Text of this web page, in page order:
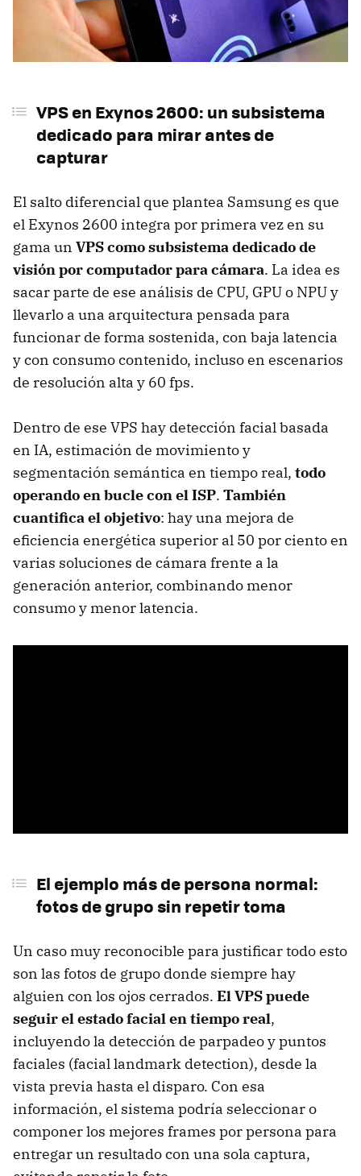
VPS en Exynos 2600: un subsistema
dedicado para mirar antes de
capturar
El salto diferencial que plantea Samsung es que
el Exynos 2600 integra por primera vez en su
gama un VPS como subsistema dedicado de
visión por computador para cámara. La idea es
sacar parte de ese análisis de CPU, GPU o NPU y
llevarlo a una arquitectura pensada para
funcionar de forma sostenida, con baja latencia
y con consumo contenido, incluso en escenarios
de resolución alta y 60 fps.
Dentro de ese VPS hay detección facial basada
en IA, estimación de movimiento y
segmentación semántica en tiempo real, todo
operando en bucle con el ISP. También
cuantifica el objetivo: hay una mejora de
eficiencia energética superior al 50 por ciento en
varias soluciones de cámara frente a la
generación anterior, combinando menor
consumo y menor latencia.
El ejemplo más de persona normal:
fotos de grupo sin repetir toma
Un caso muy reconocible para justificar todo esto
son las fotos de grupo donde siempre hay
alguien con los ojos cerrados. El VPS puede
seguir el estado facial en tiempo real,
incluyendo la detección de parpadeo y puntos
faciales (facial landmark detection), desde la
vista previa hasta el disparo. Con esa
información, el sistema podría seleccionar o
componer los mejores frames por persona para
entregar un resultado con una sola captura,